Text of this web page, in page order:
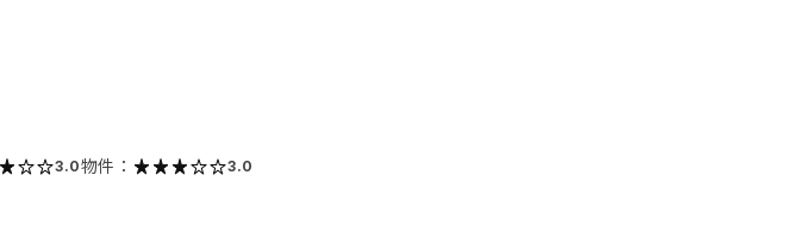
3.0物件： 3.0